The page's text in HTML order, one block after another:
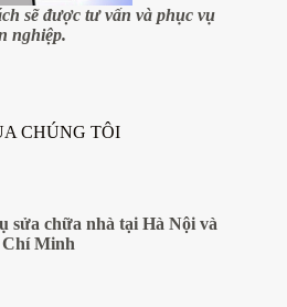
sẽ được tư vấn và phục vụ
nghiệp.
CHÚNG TÔI
sửa chữa nhà tại Hà Nội và
Chí Minh